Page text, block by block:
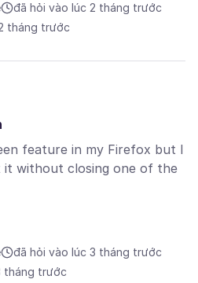
đã hỏi vào lúc 2 tháng trước
tháng trước
feature in my Firefox but I
without closing one of the
đã hỏi vào lúc 3 tháng trước
tháng trước